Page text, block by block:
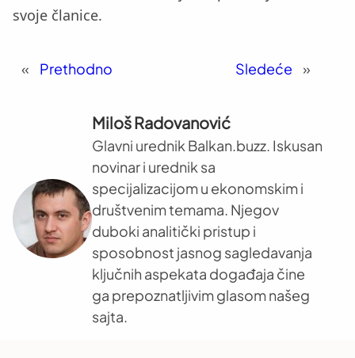
svoje članice.
« Prethodno Sledeće »
Miloš Radovanović
Glavni urednik Balkan.buzz. Iskusan
novinar i urednik sa
specijalizacijom u ekonomskim i
društvenim temama. Njegov
duboki analitički pristup i
sposobnost jasnog sagledavanja
ključnih aspekata događaja čine
ga prepoznatljivim glasom našeg
sajta.